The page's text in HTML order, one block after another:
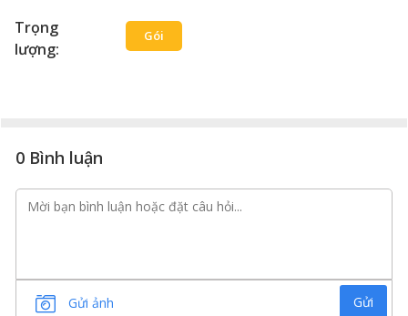
Trọng
lượng:
Gói
0 Bình luận
Gửi ảnh Gửi